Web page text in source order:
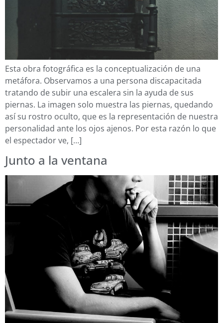
Esta obra fotográfica es la conceptualización de una
metáfora. Observamos a una persona discapacitada
tratando de subir una escalera sin la ayuda de sus
piernas. La imagen solo muestra las piernas, quedando
así su rostro oculto, que es la representación de nuestra
personalidad ante los ojos ajenos. Por esta razón lo que
el espectador ve, […]
Junto a la ventana